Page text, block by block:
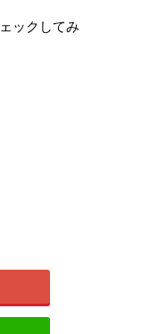
ックしてみ